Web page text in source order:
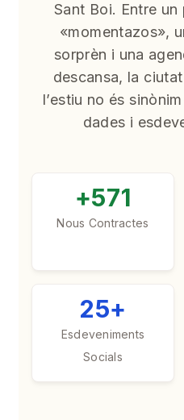
Sant Boi. Entre
«momentazos»,
sorprèn i una
descansa, la
l’estiu no és
dades i
+571
Nous Contractes
25+
Esdeveniments
Socials